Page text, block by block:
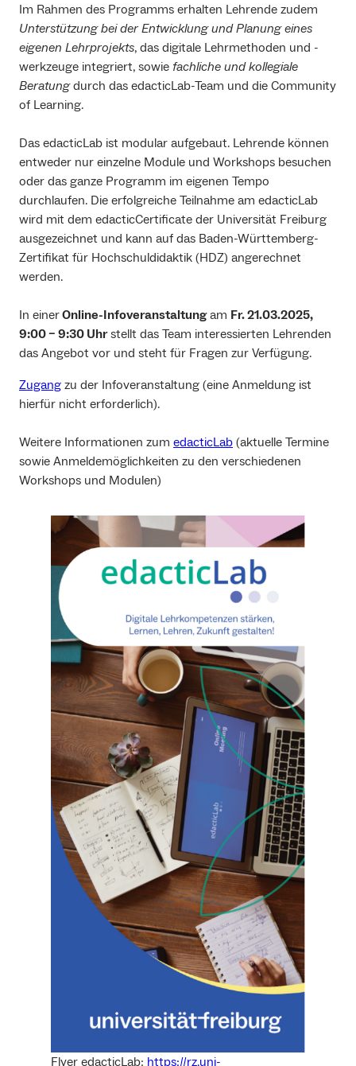
Im Rahmen des Programms erhalten Lehrende zudem
Unterstützung bei der Entwicklung und Planung eines
eigenen Lehrprojekts, das digitale Lehrmethoden und -
werkzeuge integriert, sowie fachliche und kollegiale
Beratungdurch das edacticLab-Team und die Community
of Learning.
Das edacticLab ist modular aufgebaut. Lehrende können
entweder nur einzelne Module und Workshops besuchen
oder das ganze Programm im eigenen Tempo
durchlaufen. Die erfolgreiche Teilnahme am edacticLab
wird mit dem edacticCertificate der Universität Freiburg
ausgezeichnet und kann auf das Baden-Württemberg-
Zertifikat für Hochschuldidaktik (HDZ) angerechnet
werden.
In einerOnline-Infoveranstaltungam Fr. 21.03.2025,
9:00 – 9:30 Uhrstellt das Team interessierten Lehrenden
das Angebot vor und steht für Fragen zur Verfügung.
Zugang zu der Infoveranstaltung (eine Anmeldung ist
hierfür nicht erforderlich).
Weitere Informationen zum edacticLab (aktuelle Termine
sowie Anmeldemöglichkeiten zu den verschiedenen
Workshops und Modulen)
Flyer edacticLab: https://rz.uni-